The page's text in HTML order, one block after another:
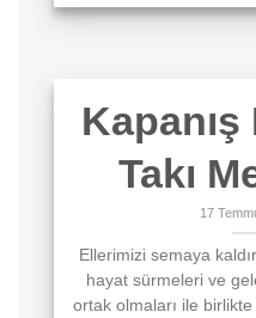
Kapanış
Takı
17
Ellerimizi semaya
hayat sürmeleri ve
ortak olmaları ile